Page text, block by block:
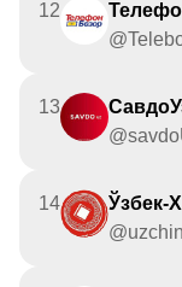
12
13
14
Ўзбек-